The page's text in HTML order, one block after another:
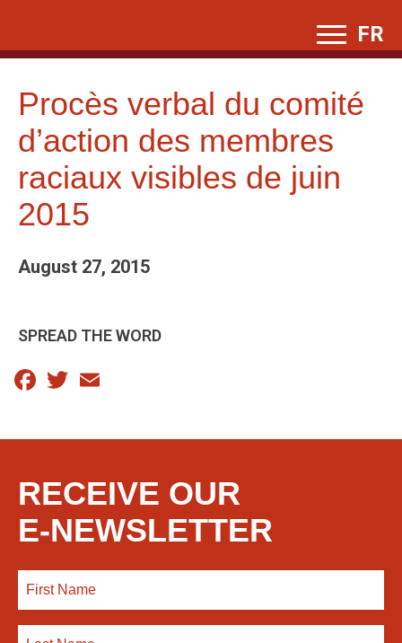
content
FR
Procès verbal du comité
d’action des membres
raciaux visibles de juin
2015
August 27, 2015
SPREAD THE WORD
Facebook
Twitter
RECEIVE OUR
E-NEWSLETTER